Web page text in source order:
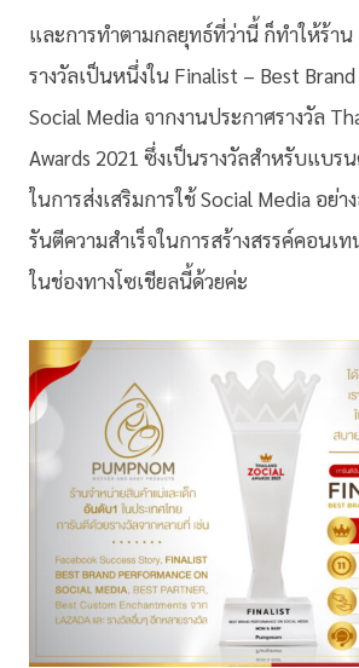
และการทำตามกลยุทธ์ที่ว่านี้ ก็ทำให้ร้าน
รางวัลเป็นหนึ่งใน Finalist – Best
Social Media จากงานประกาศรางวัล
Awards 2021 ซึ่งเป็นรางวัลสำหรับแบร
ในการส่งเสริมการใช้ Social Media อย่า
รันตีความสำเร็จในการสร้างสรรค์คอนเ
ในช่องทางโซเชียลนี้ด้วยค่ะ